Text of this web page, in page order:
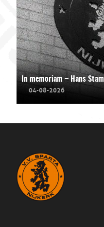
In memoriam – Hans Stam
04-08-2026